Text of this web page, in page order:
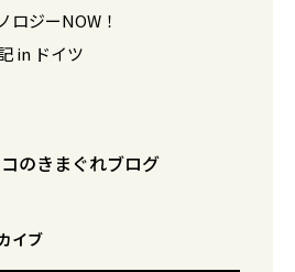
ロジーNOW！
in ドイツ
のきまぐれブログ
イブ